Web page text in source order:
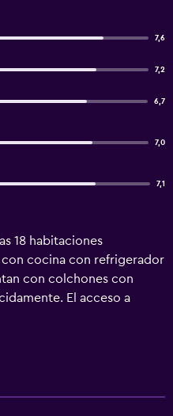
7,6
7,2
6,7
7,0
7,1
18 habitaciones
con cocina con refrigerador
con colchones con
El acceso a
comunicarte con
entretenerte con la